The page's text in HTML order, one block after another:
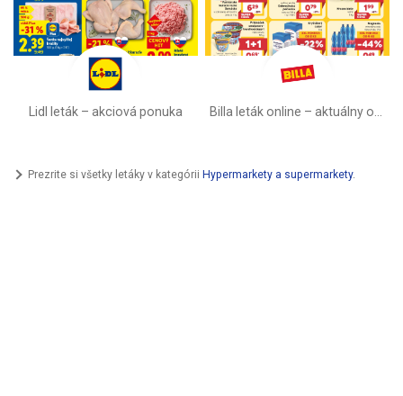
Lidl leták –⁠ akciová ponuka
Prezrite si všetky letáky v kategórii Hypermarkety a supermarkety.